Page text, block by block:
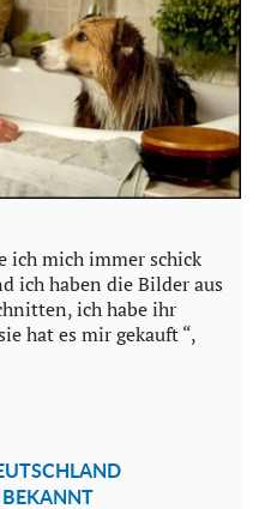
ich mich immer schick
ich haben die Bilder aus
ich habe ihr
hat es mir gekauft “,
BEKANNT